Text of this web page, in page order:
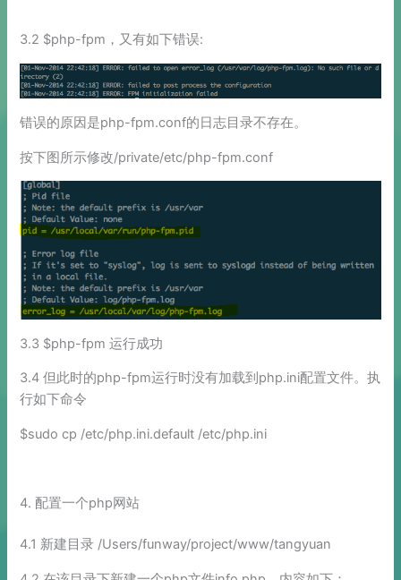
3.2 $php-fpm，又有如下错误:
错误的原因是php-fpm.conf的日志目录不存在。
按下图所示修改/private/etc/php-fpm.conf
3.3 $php-fpm 运行成功
3.4 但此时的php-fpm运行时没有加载到php.ini配置文件。执
行如下命令
$sudo cp /etc/php.ini.default /etc/php.ini
4. 配置一个php网站
4.1 新建目录 /Users/funway/project/www/tangyuan